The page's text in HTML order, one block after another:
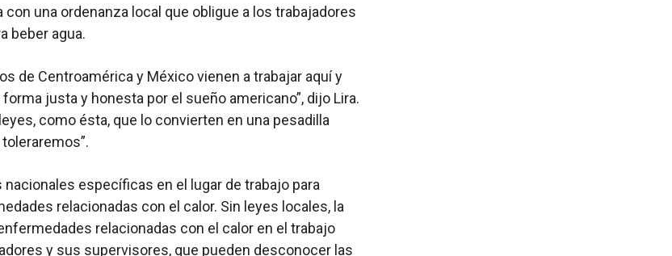
una ordenanza local que obligue a los trabajadores
beber agua.
de Centroamérica y México vienen a trabajar aquí y
justa y honesta por el sueño americano”, dijo Lira.
como ésta, que lo convierten en una pesadilla
específicas en el lugar de trabajo para
relacionadas con el calor. Sin leyes locales, la
relacionadas con el calor en el trabajo
y sus supervisores, que pueden desconocer las